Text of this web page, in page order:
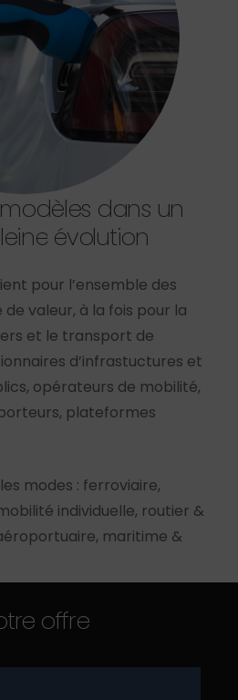
modèles dans un
évolution
pour l’ensemble des
valeur, à la fois pour la
et le transport de
d’infrastuctures et
opérateurs de mobilité,
plateformes
modes : ferroviaire,
individuelle, routier &
maritime &
offre